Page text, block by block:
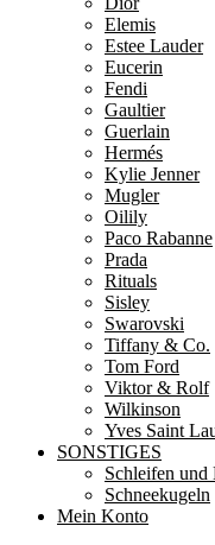
Elemis
Estee Lauder
Eucerin
Fendi
Gaultier
Guerlain
Hermés
Kylie Jenner
Mugler
Oilily
Paco Rabanne
Prada
Rituals
Sisley
Swarovski
Tiffany & Co.
Tom Ford
Viktor & Rolf
Wilkinson
Yves Saint
SONSTIGES
Schleifen und
Schneekugeln
Mein Konto